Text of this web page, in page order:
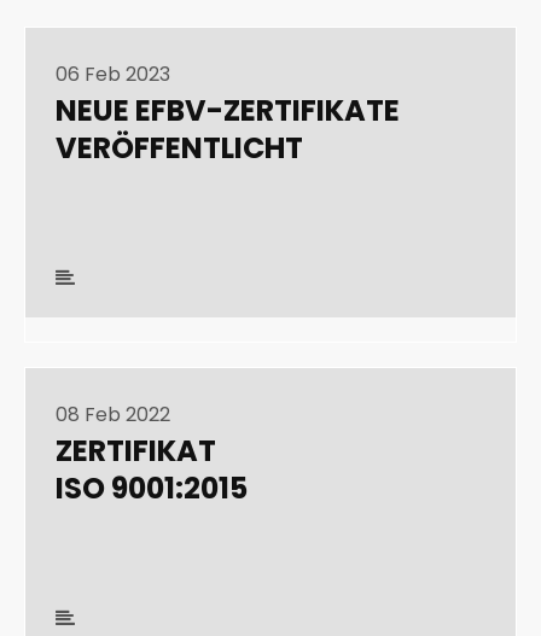
06 Feb 2023
NEUE EFBV-ZERTIFIKATE
VERÖFFENTLICHT
08 Feb 2022
ZERTIFIKAT
ISO 9001:2015